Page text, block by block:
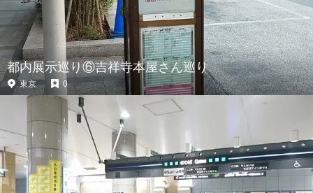
都内展示巡り⑥吉祥寺本屋さん巡り
東京 0